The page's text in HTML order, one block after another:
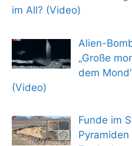
im All? (Video)
Alien-
„Große
dem
(Video)
Funde im
Pyramiden